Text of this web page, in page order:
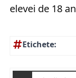
elevei de 18
Etichete: